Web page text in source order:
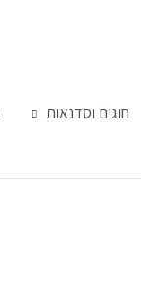
חוגים וסדנאות